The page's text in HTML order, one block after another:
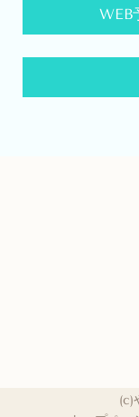
WEB
(c)